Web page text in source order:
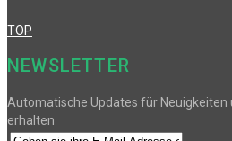
TOP
NEWSLETTER
Automatische Updates für Neuigkeiten
erhalten